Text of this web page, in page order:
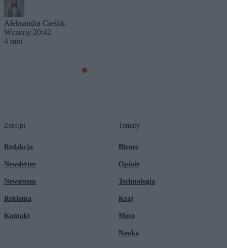
Aleksandra Cieślik
Wczoraj 20:42
4 min
Zero.pl
Redakcja
Newsletter
Newsroom
Reklama
Kontakt
Tematy
Biznes
Opinie
Technologia
Kraj
Moto
Nauka